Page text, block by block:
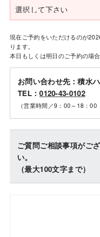
現在ご予約をいただけるのが
ります。
本日もしくは明日のご予約の場
お問い合わせ先：積水
TEL：0120-43-0102
（営業時間／9：00～18：
ご質問ご相談事項がご
い。
（最大100文字まで）